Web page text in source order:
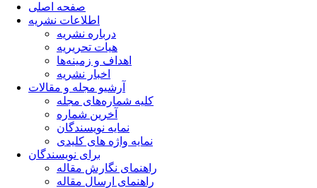
صفحه اصلی
اطلاعات نشریه
درباره نشریه
هیات تحریریه
اهداف و زمینه‌ها
اخبار نشریه
آرشیو مجله و مقالات
کلیه شماره‌های مجله
آخرین شماره
نمایه نویسندگان
نمایه واژه های کلیدی
برای نویسندگان
راهنمای نگارش مقاله
راهنمای ارسال مقاله